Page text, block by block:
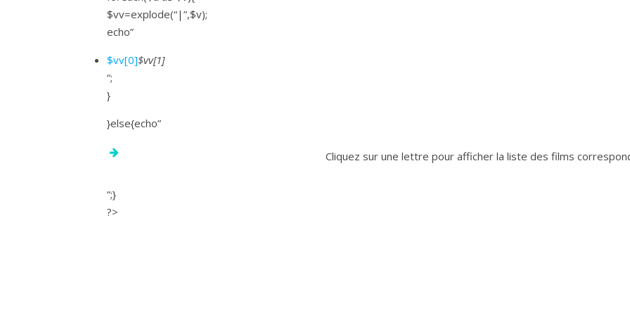
$vv=explode(“|”,$v);
echo”
$vv[0]$vv[1]
“;
}
}else{echo”
Cliquez sur une lettre pour afficher la liste des films
“;}
?>